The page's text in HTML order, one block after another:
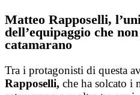
Matteo Rapposelli,
dell’equipaggio che
catamarano
Tra i protagonisti di questa
Rapposelli, che ha solcato i